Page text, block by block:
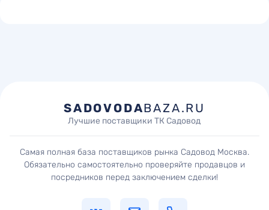
SADOVODABAZA.RU
Лучшие поставщики ТК Садовод
Самая полная база поставщиков рынка Садовод Москва.
Обязательно самостоятельно проверяйте продавцов и
посредников перед заключением сделки!